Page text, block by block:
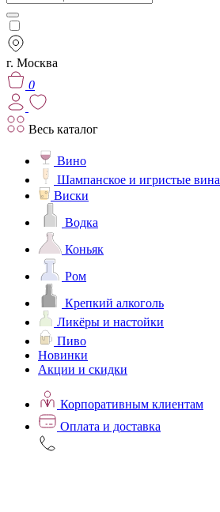
г. Москва
0
Весь каталог
Вино
Шампанское и игристые вина
Виски
Водка
Коньяк
Ром
Крепкий алкоголь
Ликёры и настойки
Пиво
Новинки
Акции и скидки
Корпоративным клиентам
Оплата и доставка